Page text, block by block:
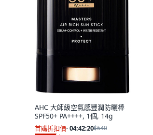
AHC 大師級空氣感豐潤防曬棒
SPF50+ PA++++, 1個, 14g
首購折扣價· 04:42:19$640